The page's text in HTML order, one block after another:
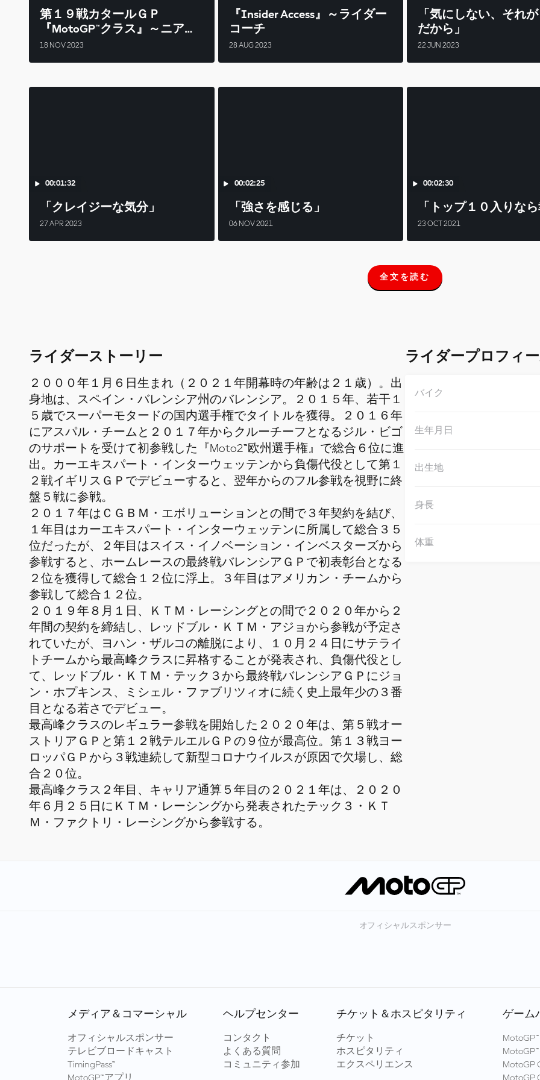
第１９戦カタールＧＰ
『MotoGP™クラス』～ニアミ
ス
18 NOV 2023
『Insider Access』～ライダー
コーチ
28 AUG 2023
「気にしない、それ
だから」
22 JUN 2023
00:01:32
「クレイジーな気分」
27 APR 2023
00:02:25
「強さを感じる」
06 NOV 2021
00:02:30
「トップ１０入りなら
23 OCT 2021
全
文
全文を読む
ライダープロフィ
バイク
生年月日
出生地
身長
体重
ライダーストーリー
２０００年１月６日生まれ（２０２１年開幕時の年齢は２１歳）。出
身地は、スペイン・バレンシア州のバレンシア。２０１５年、若干１
５歳でスーパーモタードの国内選手権でタイトルを獲得。２０１６年
にアスパル・チームと２０１７年からクルーチーフとなるジル・ビゴ
のサポートを受けて初参戦した『Moto2™欧州選手権』で総合６位に進
出。カーエキスパート・インターウェッテンから負傷代役として第１
２戦イギリスＧＰでデビューすると、翌年からのフル参戦を視野に終
盤５戦に参戦。
２０１７年はＣＧＢＭ・エボリューションとの間で３年契約を結び、
１年目はカーエキスパート・インターウェッテンに所属して総合３５
位だったが、２年目はスイス・イノベーション・インベスターズから
参戦すると、ホームレースの最終戦バレンシアＧＰで初表彰台となる
２位を獲得して総合１２位に浮上。３年目はアメリカン・チームから
参戦して総合１２位。
２０１９年８月１日、ＫＴＭ・レーシングとの間で２０２０年から２
年間の契約を締結し、レッドブル・ＫＴＭ・アジョから参戦が予定さ
れていたが、ヨハン・ザルコの離脱により、１０月２４日にサテライ
トチームから最高峰クラスに昇格することが発表され、負傷代役とし
て、レッドブル・ＫＴＭ・テック３から最終戦バレンシアＧＰにジョ
ン・ホプキンス、ミシェル・ファブリツィオに続く史上最年少の３番
目となる若さでデビュー。
最高峰クラスのレギュラー参戦を開始した２０２０年は、第５戦オー
ストリアＧＰと第１２戦テルエルＧＰの９位が最高位。第１３戦ヨー
ロッパＧＰから３戦連続して新型コロナウイルスが原因で欠場し、総
合２０位。
最高峰クラス２年目、キャリア通算５年目の２０２１年は、２０２０
年６月２５日にＫＴＭ・レーシングから発表されたテック３・ＫＴ
Ｍ・ファクトリ・レーシングから参戦する。
オフィシャルスポンサー
メディア＆コマーシャル
オフィシャルスポンサー
テレビブロードキャスト
TimingPass™
ヘルプセンター
コンタクト
よくある質問
コミュニティ参加
チケット＆ホスピタリティ
チケット
ホスピタリティ
エクスペリエンス
ゲーム
MotoGP